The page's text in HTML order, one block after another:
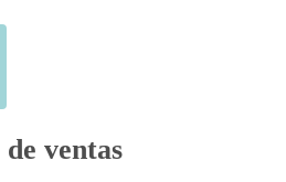
de ventas